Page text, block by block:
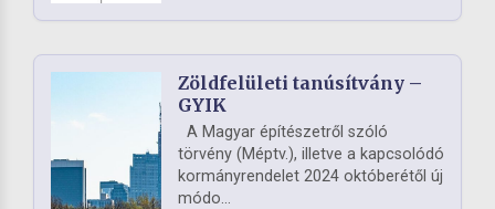
Zöldfelületi tanúsítvány –
GYIK
A Magyar építészetről szóló
törvény (Méptv.), illetve a kapcsolódó
kormányrendelet 2024 októberétől új
módo...